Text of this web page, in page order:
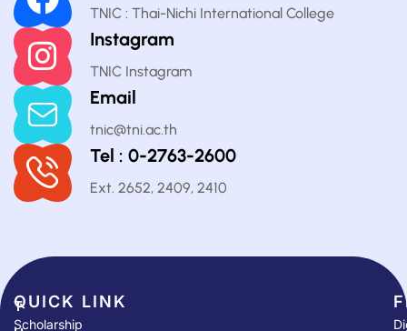
TNIC : Thai-Nichi International College
Instagram
TNIC Instagram
Email
tnic@tni.ac.th
Tel : 0-2763-2600
Ext. 2652, 2409, 2410
T
QUICK LINK​
Scholarship